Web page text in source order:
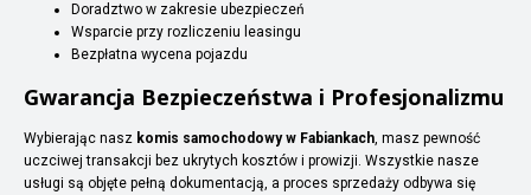
Doradztwo w zakresie ubezpieczeń
Wsparcie przy rozliczeniu leasingu
Bezpłatna wycena pojazdu
Gwarancja Bezpieczeństwa i Profesjonalizmu
Wybierając nasz komis samochodowy w Fabiankach, masz pewność
uczciwej transakcji bez ukrytych kosztów i prowizji. Wszystkie nasze
usługi są objęte pełną dokumentacją, a proces sprzedaży odbywa się